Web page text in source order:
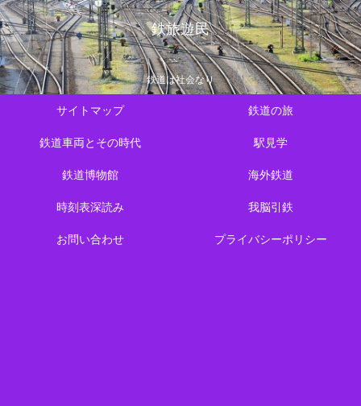
鉄旅遊民
鉄道は社会なり
サイトマップ 鉄道の旅
鉄道車両とその時代 駅見学
鉄道博物館 海外鉄道
時刻表深読み 我脳引鉄
お問い合わせ プライバシーポリシー